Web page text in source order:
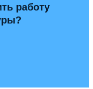
работу